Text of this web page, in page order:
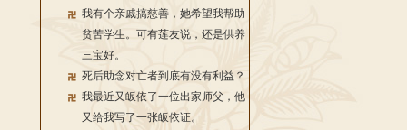
我有个亲戚搞慈善，她希望我帮助
贫苦学生。可有莲友说，还是供养
三宝好。
死后助念对亡者到底有没有利益？
我最近又皈依了一位出家师父，他
又给我写了一张皈依证。